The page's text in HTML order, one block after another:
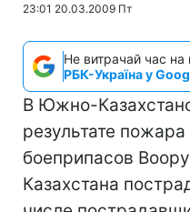
23:01 20.03.2009 Пт
Не витрачай час на
РБК-Україна у
В Южно-
результате
боеприпасов
Казахстана